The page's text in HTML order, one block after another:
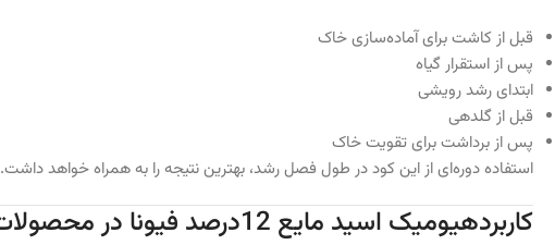
قبل از کاشت برای آماده‌سازی خاک
پس از استقرار گیاه
ابتدای رشد رویشی
قبل از گلدهی
پس از برداشت برای تقویت خاک
استفاده دوره‌ای از این کود در طول فصل رشد، بهترین نتیجه را به همراه خواهد داشت.
کاربردهیومیک اسید مایع 12درصد فیونا در محصولات مختلف